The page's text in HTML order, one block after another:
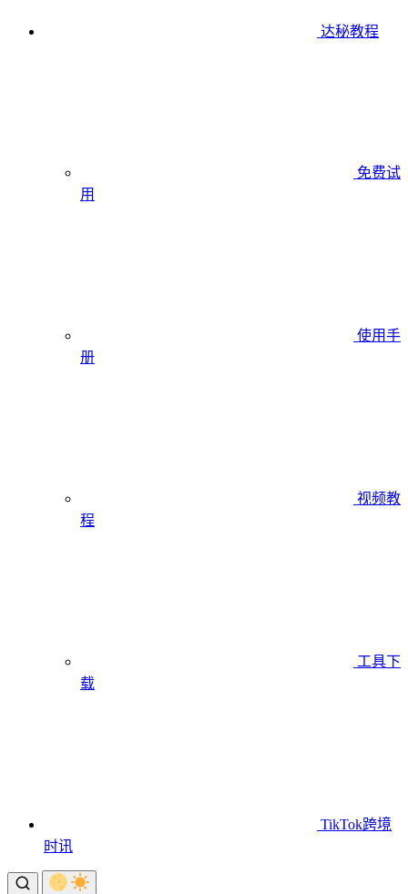
达秘教程
免费试
用
使用手
册
视频教
程
工具下
载
TikTok跨境
时讯